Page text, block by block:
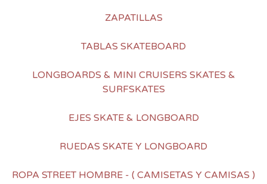
ZAPATILLAS
TABLAS SKATEBOARD
LONGBOARDS & MINI CRUISERS SKATES &
SURFSKATES
EJES SKATE & LONGBOARD
RUEDAS SKATE Y LONGBOARD
ROPA STREET HOMBRE - ( CAMISETAS Y CAMISAS )